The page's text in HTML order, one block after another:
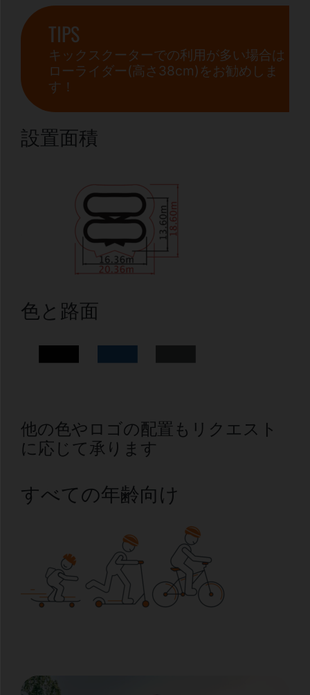
TIPS
キックスクーターでの利用が多い場合は
ローライダー(高さ38cm)をお勧めしま
す！
設置面積
色と路面
他の色やロゴの配置もリクエスト
に応じて承ります
すべての年齢向け